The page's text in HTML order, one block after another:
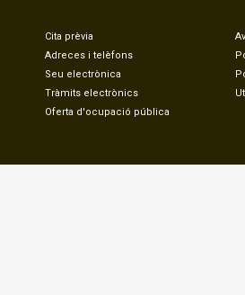
Cita prèvia
Adreces i telèfons
Seu electrònica
Tràmits electrònics
Oferta d'ocupació pública